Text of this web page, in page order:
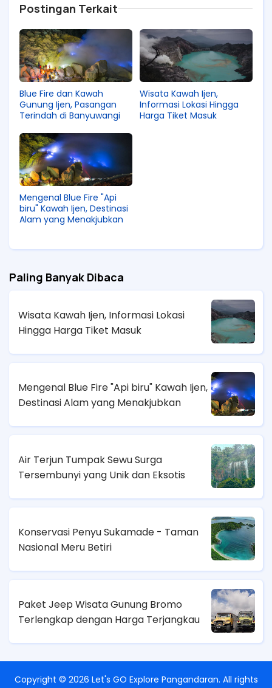
Postingan Terkait
Blue Fire dan Kawah
Gunung Ijen, Pasangan
Terindah di Banyuwangi
Wisata Kawah Ijen,
Informasi Lokasi Hingga
Harga Tiket Masuk
Mengenal Blue Fire "Api
biru" Kawah Ijen, Destinasi
Alam yang Menakjubkan
Paling Banyak Dibaca
Wisata Kawah Ijen, Informasi Lokasi
Hingga Harga Tiket Masuk
Mengenal Blue Fire "Api biru" Kawah Ijen,
Destinasi Alam yang Menakjubkan
Air Terjun Tumpak Sewu Surga
Tersembunyi yang Unik dan Eksotis
Konservasi Penyu Sukamade - Taman
Nasional Meru Betiri
Paket Jeep Wisata Gunung Bromo
Terlengkap dengan Harga Terjangkau
Copyright © 2026 Let's GO Explore Pangandaran. All rights